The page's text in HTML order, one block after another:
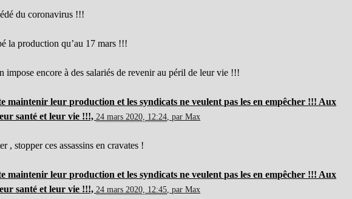
du coronavirus !!!
la production qu’au 17 mars !!!
impose encore à des salariés de revenir au péril de leur vie !!!
maintenir leur production et les syndicats ne veulent pas les en empêcher !!! Aux
santé et leur vie !!!, 24 mars 2020, 12:24 ,parMax
, stopper ces assassins en cravates !
maintenir leur production et les syndicats ne veulent pas les en empêcher !!! Aux
santé et leur vie !!!, 24 mars 2020, 12:45 ,parMax